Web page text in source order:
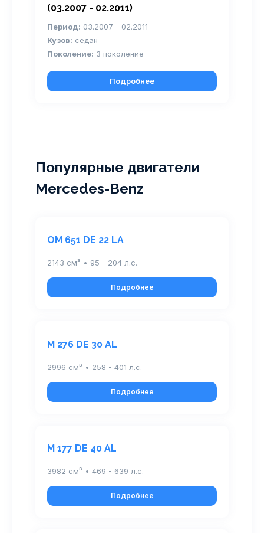
(03.2007 - 02.2011)
Период: 03.2007 - 02.2011
Кузов: седан
Поколение: 3 поколение
Подробнее
Популярные двигатели
Mercedes-Benz
OM 651 DE 22 LA
2143 см³ • 95 - 204 л.с.
Подробнее
M 276 DE 30 AL
2996 см³ • 258 - 401 л.с.
Подробнее
M 177 DE 40 AL
3982 см³ • 469 - 639 л.с.
Подробнее